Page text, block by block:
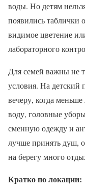
воды. Но детям
появились таблички
видимое цветение
лабораторного
Для семей важны не
условия. На детский
вечеру, когда
воду, головные
сменную одежду и
лучше принять душ,
на берегу много
Кратко по локации: